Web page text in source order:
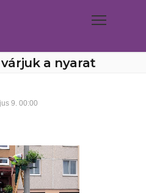
a nyarat
9. 00:00